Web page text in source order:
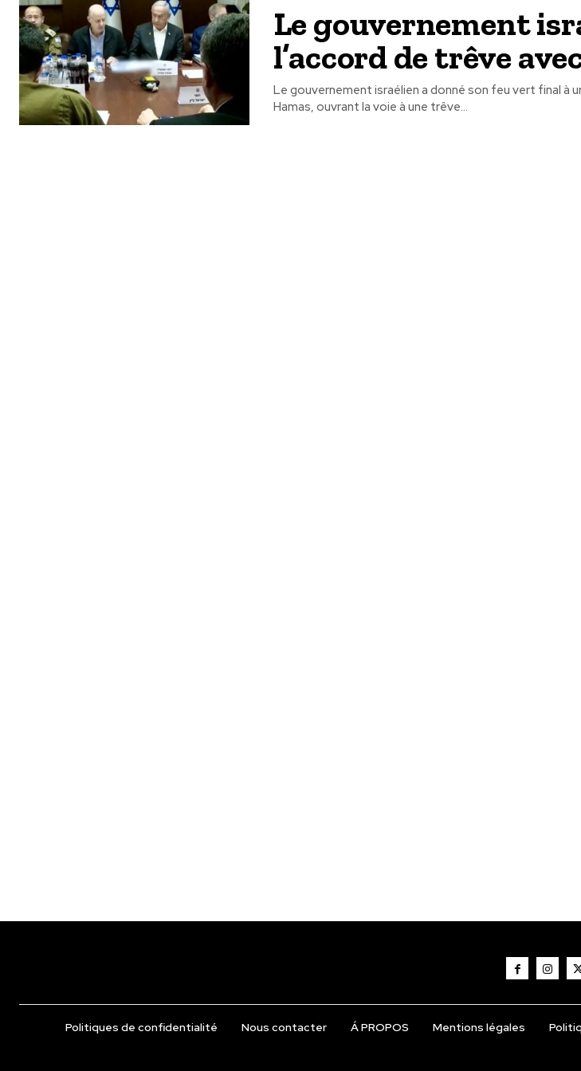
Le gouvernement
l’accord de trêve
Le gouvernement israélien a donné son feu vert final à
Hamas, ouvrant la voie à une trêve...
Politiques de confidentialité Nous contacter Á PROPOS Mentions légales